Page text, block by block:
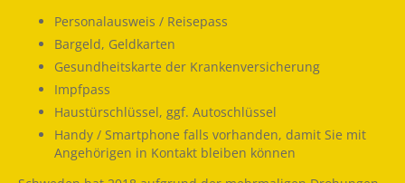
Personalausweis / Reisepass
Bargeld, Geldkarten
Gesundheitskarte der Krankenversicherung
Impfpass
Haustürschlüssel, ggf. Autoschlüssel
Handy / Smartphone falls vorhanden, damit Sie mit
Angehörigen in Kontakt bleiben können